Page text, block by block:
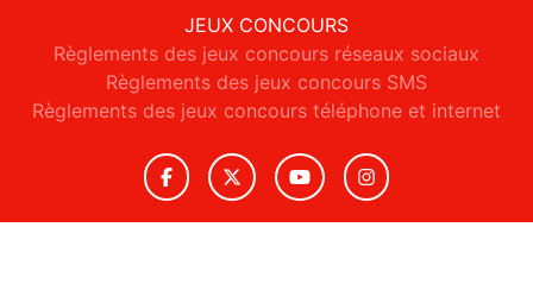
JEUX CONCOURS
Règlements des jeux concours réseaux sociaux
Règlements des jeux concours SMS
Règlements des jeux concours téléphone et internet